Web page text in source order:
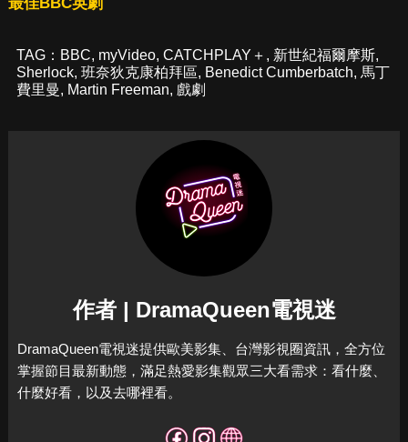
TAG： BBC, myVideo, CATCHPLAY＋ , 新世紀福爾摩斯,
Sherlock, 班奈狄克康柏拜區, Benedict Cumberbatch, 馬丁
費里曼, Martin Freeman, 戲劇
作者 | DramaQueen電視迷
DramaQueen電視迷提供歐美影集、台灣影視圈資訊，全方位
掌握節目最新動態，滿足熱愛影集觀眾三大看需求：看什麼、
什麼好看，以及去哪裡看。